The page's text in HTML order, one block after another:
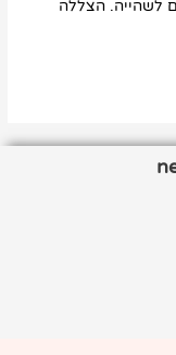
לשהייה. הצללה